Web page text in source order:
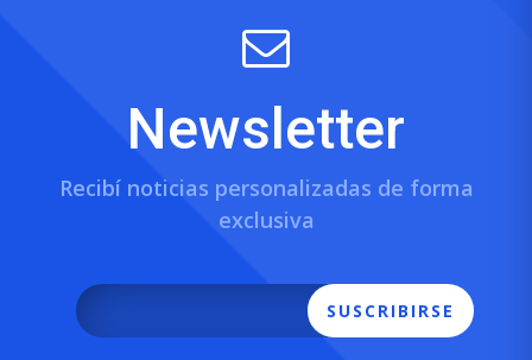
Newsletter
Recibí noticias personalizadas de forma
exclusiva
SUSCRIBIRSE